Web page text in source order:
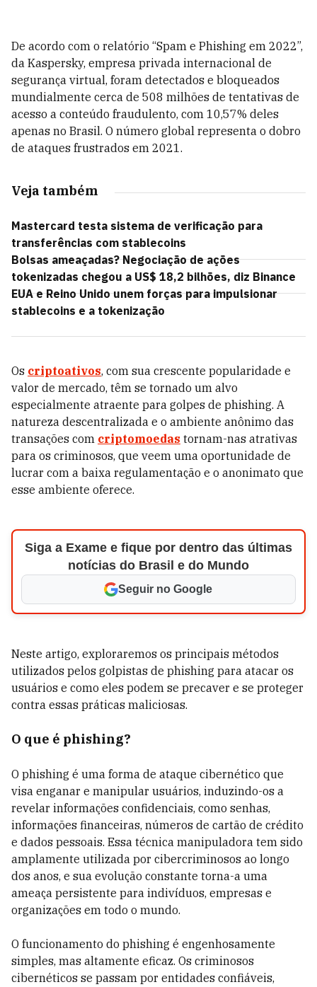
De acordo com o relatório “Spam e Phishing em 2022”,
da Kaspersky, empresa privada internacional de
segurança virtual, foram detectados e bloqueados
mundialmente cerca de 508 milhões de tentativas de
acesso a conteúdo fraudulento, com 10,57% deles
apenas no Brasil. O número global representa o dobro
de ataques frustrados em 2021.
Veja também
Mastercard testa sistema de verificação para
transferências com stablecoins
Bolsas ameaçadas? Negociação de ações
tokenizadas chegou a US$ 18,2 bilhões, diz Binance
EUA e Reino Unido unem forças para impulsionar
stablecoins e a tokenização
Os criptoativos, com sua crescente popularidade e
valor de mercado, têm se tornado um alvo
especialmente atraente para golpes de phishing. A
natureza descentralizada e o ambiente anônimo das
transações com criptomoedas tornam-nas atrativas
para os criminosos, que veem uma oportunidade de
lucrar com a baixa regulamentação e o anonimato que
esse ambiente oferece.
Siga a Exame e fique por dentro das últimas
notícias do Brasil e do Mundo
Seguir no Google
Neste artigo, exploraremos os principais métodos
utilizados pelos golpistas de phishing para atacar os
usuários e como eles podem se precaver e se proteger
contra essas práticas maliciosas.
O que é phishing?
O phishing é uma forma de ataque cibernético que
visa enganar e manipular usuários, induzindo-os a
revelar informações confidenciais, como senhas,
informações financeiras, números de cartão de crédito
e dados pessoais. Essa técnica manipuladora tem sido
amplamente utilizada por cibercriminosos ao longo
dos anos, e sua evolução constante torna-a uma
ameaça persistente para indivíduos, empresas e
organizações em todo o mundo.
O funcionamento do phishing é engenhosamente
simples, mas altamente eficaz. Os criminosos
cibernéticos se passam por entidades confiáveis,